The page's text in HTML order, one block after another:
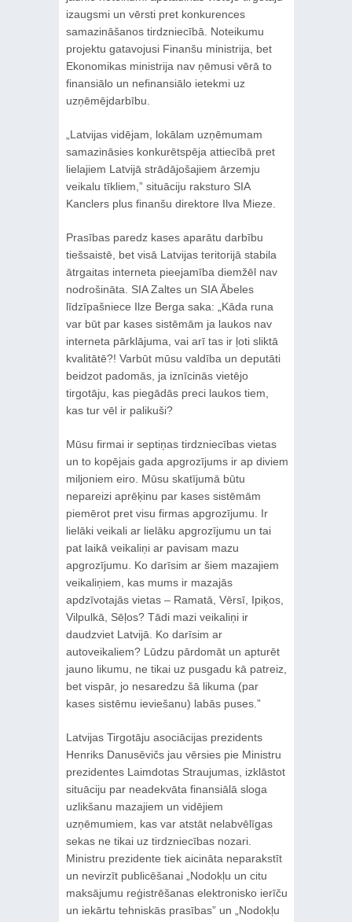
izaugsmi un vērsti pret konkurences
samazināšanos tirdzniecībā. Noteikumu
projektu gatavojusi Finanšu ministrija, bet
Ekonomikas ministrija nav ņēmusi vērā to
finansiālo un nefinansiālo ietekmi uz
uzņēmējdarbību.
„Latvijas vidējam, lokālam uzņēmumam
samazināsies konkurētspēja attiecībā pret
lielajiem Latvijā strādājošajiem ārzemju
veikalu tīkliem,” situāciju raksturo SIA
Kanclers plus finanšu direktore Ilva Mieze.
Prasības paredz kases aparātu darbību
tiešsaistē, bet visā Latvijas teritorijā stabila
ātrgaitas interneta pieejamība diemžēl nav
nodrošināta. SIA Zaltes un SIA Ābeles
līdzīpašniece Ilze Berga saka: „Kāda runa
var būt par kases sistēmām ja laukos nav
interneta pārklājuma, vai arī tas ir ļoti sliktā
kvalitātē?! Varbūt mūsu valdība un deputāti
beidzot padomās, ja iznīcinās vietējo
tirgotāju, kas piegādās preci laukos tiem,
kas tur vēl ir palikuši?
Mūsu firmai ir septiņas tirdzniecības vietas
un to kopējais gada apgrozījums ir ap diviem
miljoniem eiro. Mūsu skatījumā būtu
nepareizi aprēķinu par kases sistēmām
piemērot pret visu firmas apgrozījumu. Ir
lielāki veikali ar lielāku apgrozījumu un tai
pat laikā veikaliņi ar pavisam mazu
apgrozījumu. Ko darīsim ar šiem mazajiem
veikaliņiem, kas mums ir mazajās
apdzīvotajās vietas – Ramatā, Vērsī, Ipiķos,
Vilpulkā, Sēļos? Tādi mazi veikaliņi ir
daudzviet Latvijā. Ko darīsim ar
autoveikaliem? Lūdzu pārdomāt un apturēt
jauno likumu, ne tikai uz pusgadu kā patreiz,
bet vispār, jo nesaredzu šā likuma (par
kases sistēmu ieviešanu) labās puses.”
Latvijas Tirgotāju asociācijas prezidents
Henriks Danusēvičs jau vērsies pie Ministru
prezidentes Laimdotas Straujumas, izklāstot
situāciju par neadekvāta finansiālā sloga
uzlikšanu mazajiem un vidējiem
uzņēmumiem, kas var atstāt nelabvēlīgas
sekas ne tikai uz tirdzniecības nozari.
Ministru prezidente tiek aicināta neparakstīt
un nevirzīt publicēšanai „Nodokļu un citu
maksājumu reģistrēšanas elektronisko ierīču
un iekārtu tehniskās prasības” un „Nodokļu